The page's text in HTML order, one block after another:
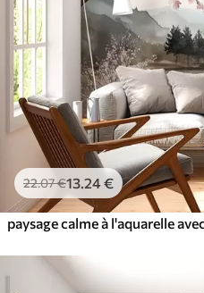
22.07€13 .24€